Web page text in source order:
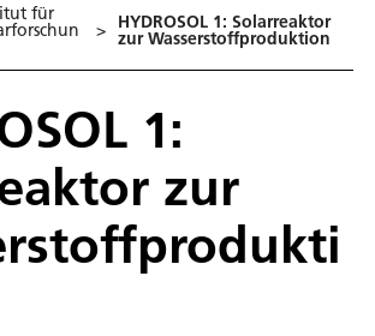
für
> HYDROSOL 1: Solarreaktor
zur Wasserstoffproduktion
1:
zur